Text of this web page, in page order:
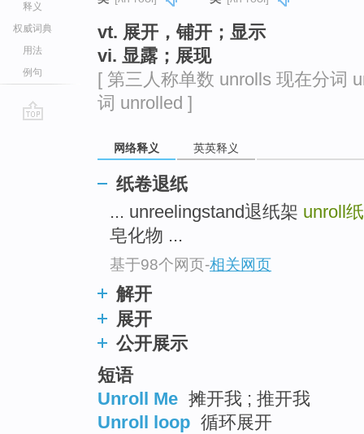
释义
权威词典
用法
例句
vt. 展开，铺开；显示
vi. 显露；展现
[ 第三人称单数 unrolls 现在分词
词 unrolled ]
网络释义 英英释义
纸卷退纸
... unreelingstand退纸架 unroll
皂化物 ...
基于98个网页-相关网页
解开
展开
公开展示
短语
Unroll Me 摊开我 ; 推开我
Unroll loop 循环展开